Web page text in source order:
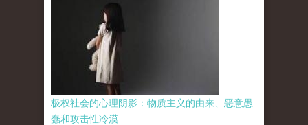
极权社会的心理阴影：物质主义的由来、恶意愚
蠢和攻击性冷漠